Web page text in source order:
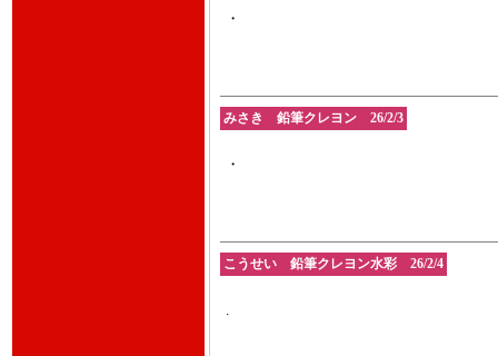
・
みさき 鉛筆クレヨン 26/2/3
・
こうせい 鉛筆クレヨン水彩 26/2/4
.